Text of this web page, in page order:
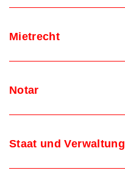
Mietrecht
Notar
Staat und Verwaltung